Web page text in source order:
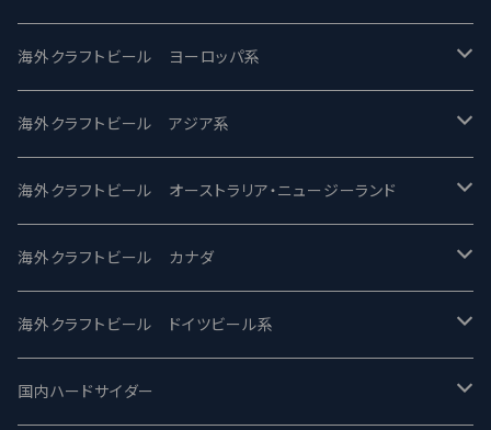
バテレ -VERTERE
2nd Story Ale Works -セカンドストーリー
ビアへるん - Beer Hearn
忽布古丹醸造 - HOP KOTAN
ワイマーケットブルーイング Y.Market Brewing
志賀高原ビール - SIGAKOGEN
Modern Times モダンタイムズ
Maui マウイ
Toppling Goliath トップリンゴライアス
Fair State フェアステイト
Lagunitas ラグニタス
FirestoneWalker ファイアストーン
海外クラフトビール ヨーロッパ系
UnBarred -アンバード
SAIREN /サイレン
ワイルドチャイルド - Wilde Child
BrewDog Brewery - ブリュードッグ
The Flying Inn / ザ フライイング イン
海外クラフトビール アジア系
gweilo-鬼佬 グウァイロ
Heart Of Darkness - ハートオブダークネス
Carbon brews -カーボン
TAIHU - タイフー
海外クラフトビール オーストラリア・ニュージーランド
ROCKY RIDGE - ロッキーリッジ
BODRIGGY BREWING ボッドリッジー
CO-CONSPIRATORS コ・コンスピレーターズ
海外クラフトビール カナダ
Jackie O's ジャッキーオーズ
Westbrook ウェストブルック
海外クラフトビール ドイツビール系
Karmeliten カーメリテン
国内ハードサイダー